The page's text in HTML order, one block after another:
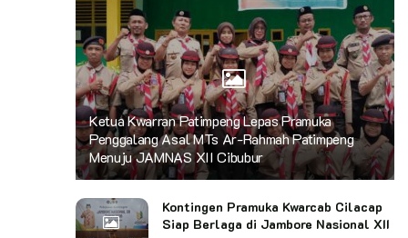
Ketua Kwarran Patimpeng Lepas Pramuka
Penggalang Asal MTs Ar-Rahmah Patimpeng
Menuju JAMNAS XII Cibubur
Kontingen Pramuka Kwarcab Cilacap
Siap Berlaga di Jambore Nasional XII